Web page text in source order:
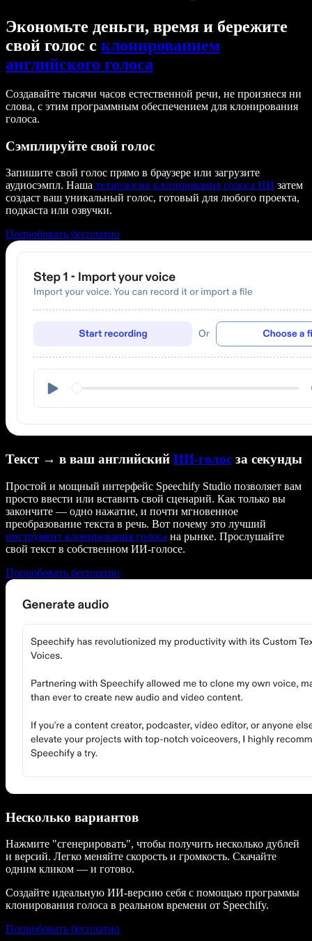
Экономьте деньги, время и бережите
свой голос с клонированием
английского голоса
Создавайте тысячи часов естественной речи, не произнеся ни
слова, с этим программным обеспечением для клонирования
голоса.
Сэмплируйте свой голос
Запишите свой голос прямо в браузере или загрузите
аудиосэмпл. Наша технология клонирования голоса ИИ затем
создаст ваш уникальный голос, готовый для любого проекта,
подкаста или озвучки.
Попробовать бесплатно
Текст → в ваш английский ИИ-голос за секунды
Простой и мощный интерфейс Speechify Studio позволяет вам
просто ввести или вставить свой сценарий. Как только вы
закончите — одно нажатие, и почти мгновенное
преобразование текста в речь. Вот почему это лучший
инструмент клонирования голоса на рынке. Прослушайте
свой текст в собственном ИИ-голосе.
Попробовать бесплатно
Несколько вариантов
Нажмите "сгенерировать", чтобы получить несколько дублей
и версий. Легко меняйте скорость и громкость. Скачайте
одним кликом — и готово.
Создайте идеальную ИИ-версию себя с помощью программы
клонирования голоса в реальном времени от Speechify.
Попробовать бесплатно